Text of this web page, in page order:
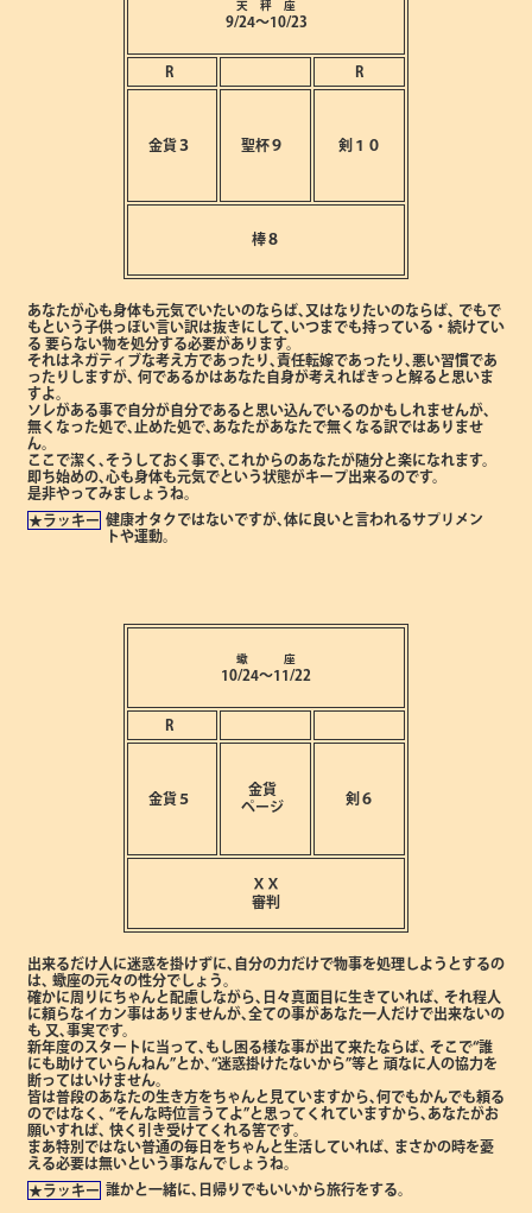
天 秤 座
9/24～10/23
R R
金貨３ 聖杯９ 剣１０
棒８
あなたが心も身体も元気でいたいのならば､又はなりたいのならば､
でもで
もという子供っぽい言い訳は抜きにして､いつまでも持っている・続けてい
る 要らない物を処分する必要があります。
それはネガティブな考え方であったり､責任転嫁であったり､悪い習慣であ
ったりしますが､ 何であるかはあなた自身が考えればきっと解ると思いま
すよ。
ソレがある事で自分が自分であると思い込んでいるのかもしれませんが､
無くなった処で､止めた処で､あなたがあなたで無くなる訳ではありませ
ん。
ここで潔く､そうしておく事で､これからのあなたが随分と楽になれます。
即ち始めの､心も身体も元気でという状態がキープ出来るのです。
是非やってみましょうね。
★ラッキー 健康オタクではないですが､体に良いと言われるサプリメン
トや運動。
蠍 座
10/24～11/22
R
金貨５
金貨
ページ
剣６
ⅩⅩ
審判
出来るだけ人に迷惑を掛けずに､自分の力だけで物事を処理しようとするの
は､ 蠍座の元々の性分でしょう。
確かに周りにちゃんと配慮しながら､日々真面目に生きていれば､ それ程人
に頼らなイカン事はありませんが､全ての事があなた一人だけで出来ないの
も 又､事実です。
新年度のスタートに当って､もし困る様な事が出て来たならば､ そこで“誰
にも助けていらんねん”とか､“迷惑掛けたないから”等と 頑なに人の協力を
断ってはいけません。
皆は普段のあなたの生き方をちゃんと見ていますから､何でもかんでも頼る
のではなく､ “そんな時位言うてよ”と思ってくれていますから､あなたがお
願いすれば､ 快く引き受けてくれる筈です。
まあ特別ではない普通の毎日をちゃんと生活していれば､
まさかの時を憂
える必要は無いという事なんでしょうね。
★ラッキー 誰かと一緒に､日帰りでもいいから旅行をする。